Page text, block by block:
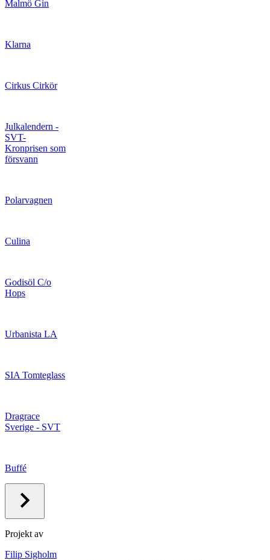
Malmö Gin
Klarna
Cirkus Cirkör
Julkalendern -
SVT-
Kronprisen som
försvann
Polarvagnen
Culina
Godisöl C/o
Hops
Urbanista LA
SIA Tomteglass
Dragrace
Sverige - SVT
Buffé
Projekt av
Filip Sigholm